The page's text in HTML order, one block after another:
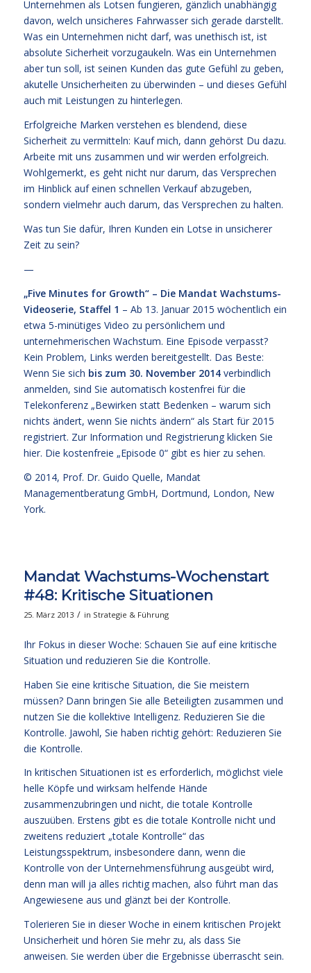
Unternehmen als Lotsen fungieren, gänzlich unabhängig
davon, welch unsicheres Fahrwasser sich gerade darstellt.
Was ein Unternehmen nicht darf, was unethisch ist, ist
absolute Sicherheit vorzugaukeln. Was ein Unternehmen
aber tun soll, ist seinen Kunden das gute Gefühl zu geben,
akutelle Unsicherheiten zu überwinden – und dieses Gefühl
auch mit Leistungen zu hinterlegen.
Erfolgreiche Marken verstehen es blendend, diese
Sicherheit zu vermitteln: Kauf mich, dann gehörst Du dazu.
Arbeite mit uns zusammen und wir werden erfolgreich.
Wohlgemerkt, es geht nicht nur darum, das Versprechen
im Hinblick auf einen schnellen Verkauf abzugeben,
sondern vielmehr auch darum, das Versprechen zu halten.
Was tun Sie dafür, Ihren Kunden ein Lotse in unsicherer
Zeit zu sein?
—
„Five Minutes for Growth“ – Die Mandat Wachstums-
Videoserie, Staffel 1 – Ab 13. Januar 2015 wöchentlich ein
etwa 5-minütiges Video zu persönlichem und
unternehmerischen Wachstum. Eine Episode verpasst?
Kein Problem, Links werden bereitgestellt. Das Beste:
Wenn Sie sich bis zum 30. November 2014verbindlich
anmelden, sind Sie automatisch kostenfrei für die
Telekonferenz „Bewirken statt Bedenken – warum sich
nichts ändert, wenn Sie nichts ändern“als Start für 2015
registriert. Zur Information und Registrierung klicken Sie
hier. Die kostenfreie „Episode 0“ gibt es hier zu sehen.
© 2014, Prof. Dr. Guido Quelle, Mandat
Managementberatung GmbH, Dortmund, London, New
York.
Mandat Wachstums-Wochenstart
#48: Kritische Situationen
25. März 2013 / in Strategie & Führung
Ihr Fokus in dieser Woche: Schauen Sie auf eine kritische
Situation und reduzieren Sie die Kontrolle.
Haben Sie eine kritische Situation, die Sie meistern
müssen? Dann bringen Sie alle Beteiligten zusammen und
nutzen Sie die kollektive Intelligenz. Reduzieren Sie die
Kontrolle. Jawohl, Sie haben richtig gehört: Reduzieren Sie
die Kontrolle.
In kritischen Situationen ist es erforderlich, möglichst viele
helle Köpfe und wirksam helfende Hände
zusammenzubringen und nicht, die totale Kontrolle
auszuüben. Erstens gibt es die totale Kontrolle nicht und
zweitens reduziert „totale Kontrolle“ das
Leistungsspektrum, insbesondere dann, wenn die
Kontrolle von der Unternehmensführung ausgeübt wird,
denn man will ja alles richtig machen, also führt man das
Angewiesene aus und glänzt bei der Kontrolle.
Tolerieren Sie in dieser Woche in einem kritischen Projekt
Unsicherheit und hören Sie mehr zu, als dass Sie
anweisen. Sie werden über die Ergebnisse überrascht sein.